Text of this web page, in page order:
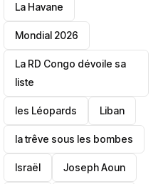
La Havane
Mondial 2026
La RD Congo dévoile sa
liste
les Léopards ‎Liban
la trêve sous les bombes
Israël Joseph Aoun